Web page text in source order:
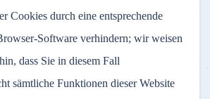
Cookies durch eine entsprechende
Software verhindern; wir weisen
dass Sie in diesem Fall
sämtliche Funktionen dieser Website